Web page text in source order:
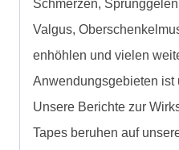
Schmerzen,
Valgus,
enhöhlen und vielen
Anwendungsgebieten ist
Unsere Berichte zur
Tapes beruhen auf